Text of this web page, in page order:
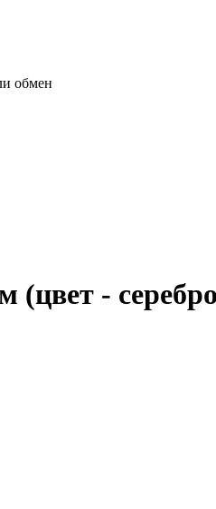
обмен
(цвет -